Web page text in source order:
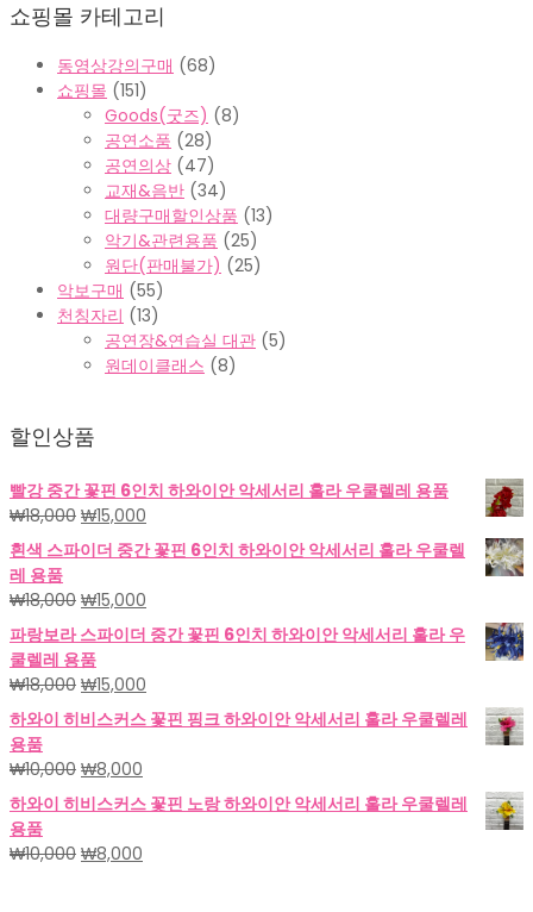
쇼핑몰 카테고리
동영상강의구매 (68)
쇼핑몰 (151)
Goods(굿즈) (8)
공연소품 (28)
공연의상 (47)
교재&음반 (34)
대량구매할인상품 (13)
악기&관련용품 (25)
원단(판매불가) (25)
악보구매 (55)
천칭자리 (13)
공연장&연습실 대관 (5)
원데이클래스 (8)
할인상품
빨강 중간 꽃핀 6인치 하와이안 악세서리 훌라 우쿨렐레 용품
₩18,000 원
래
가
격:
₩18,000.
₩15,000
재
가
₩15,000.
흰색 스파이더 중간 꽃핀 6인치 하와이안 악세서리 훌라 우쿨렐
레 용품
₩18,000 원
래
가
격:
₩18,000.
₩15,000
재
가
₩15,000.
파랑보라 스파이더 중간 꽃핀 6인치 하와이안 악세서리 훌라 우
쿨렐레 용품
₩18,000 원
래
가
격:
₩18,000.
₩15,000
재
가
하와이 히비스커스 꽃핀 핑크 하와이안 악세서리 훌라 우쿨렐레
용품
₩10,000 원
래
가
격:
₩10,000.
₩8,000
재
가
₩8,000.
하와이 히비스커스 꽃핀 노랑 하와이안 악세서리 훌라 우쿨렐레
용품
₩10,000 원
₩8,000